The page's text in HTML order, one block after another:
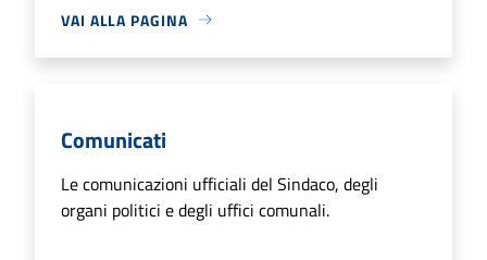
VAI ALLA PAGINA
Comunicati
Le comunicazioni ufficiali del Sindaco, degli
organi politici e degli uffici comunali.